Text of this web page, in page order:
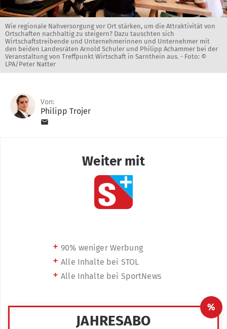
Wie regionale Nahversorgung vor Ort stärken, um die Attraktivität von
Ortschaften nachhaltig zu steigern? Dazu tauschten sich
Wirtschaftstreibende und Unternehmerinnen und Unternehmer mit
den beiden Landesräten Arnold Schuler und Philipp Achammer bei der
Veranstaltung von Treffpunkt Wirtschaft in Sarnthein aus. - Foto: ©
LPA/Peter Natter
Von:
Philipp Trojer